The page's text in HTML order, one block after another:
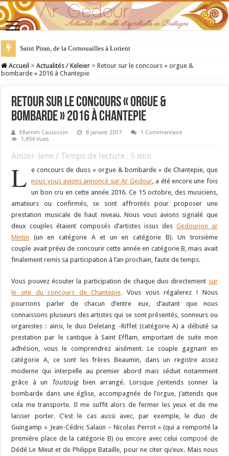
28 juillet : Saint Samson de Dol, père de la Bretagne chrétienne
Accueil > Actualités / Keleier > Retour sur le concours « orgue &
bombarde » 2016 à Chantepie
Retour sur le concours « orgue &
bombarde » 2016 à Chantepie
Eflamm Caouissin 8 janvier 2017
1 Commentaire
1,854 Vues
Amzer-lenn / Temps de lecture : 5 min
L
e concours de duos « orgue & bombarde » de Chantepie, que
nous vous avions annoncé sur Ar Gedour, a été encore une fois
un bon cru en cette année 2016. Ce 15 octobre, des musiciens,
amateurs ou confirmés, se sont affrontés pour proposer une
prestation musicale de haut niveau. Nous vous avions signalé que
deux couples étaient composés d’artistes issus des Gedourion ar
Mintin (un en catégorie A et un en catégorie B). Un troisième
couple avait prévu de concourir cette année en catégorie B, mais avait
finalement remis sa participation à l’an prochain, faute de temps.
Vous pouvez écouter la participation de chaque duo directement sur
le site du concours de Chantepie. Vous vous régalerez ! Nous
pourrions parler de chacun d’entre eux, d’autant que nous
connaissons plusieurs des artistes qui se sont présentés, sonneurs ou
organistes : ainsi, le duo Deletang -Riffet (catégorie A) a débuté sa
prestation par le cantique à Saint Efflam, emportant de suite mon
adhésion, vous le comprendrez aisément. Le couple gagnant en
catégorie A, ce sont les frères Beaumin, dans un registre assez
moderne qui interpelle au premier abord mais séduit notamment
grâce à un
Toutouigbien arrangé. Lorsque j’entends sonner la
bombarde dans une église, accompagnée de l’orgue, j’attends que
cela me transporte. Il me suffit alors de fermer les yeux et de me
laisser porter. C’est le cas aussi avec, par exemple, le duo de
Guingamp « Jean-Cédric Salaün – Nicolas Perrot » (qui a remporté la
première place de la catégorie B) ou encore avec celui composé de
Dédé Le Meut et de Philippe Bataille, pour ne citer qu’eux. Mais nous